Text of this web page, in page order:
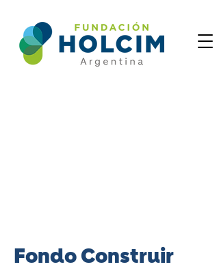
Fondo Construir